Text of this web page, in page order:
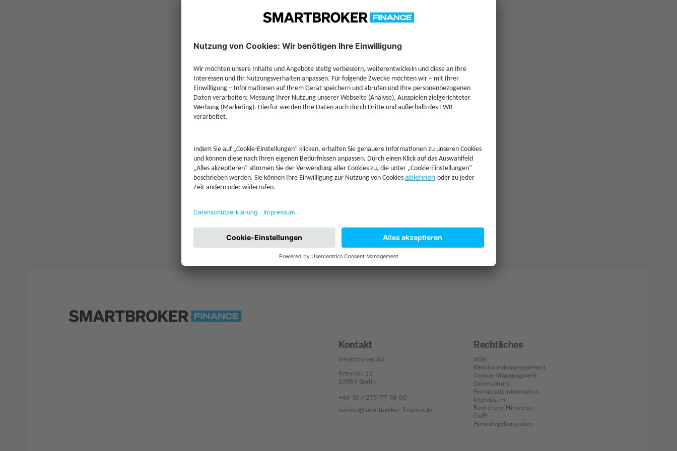
Kontakt
Smartbroker AG
Ritterstr. 11
10969 Berlin
+49 30 / 275 77 63 00
service@smartbroker-finance.de
Rechtliches
AGB
Beschwerdemanagement
Cookie-Mananagment
Datenschutz
Fernabsatzinformation
Impressum
Rechtliche Hinweise
CoIP
Hinweisgebersystem